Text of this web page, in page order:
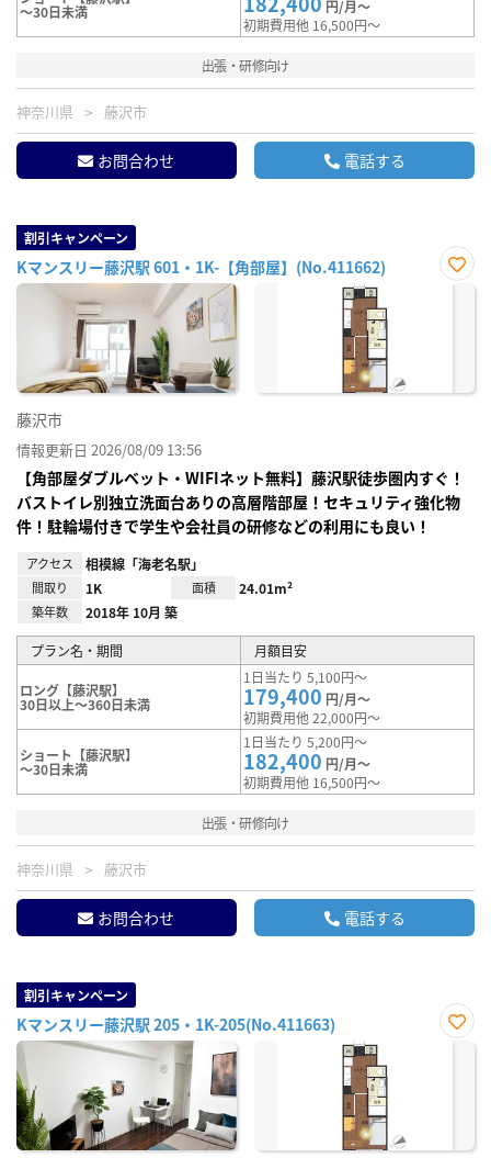
～30日未満
円/月～
初期費用他 16,500円～
出張・研修向け
神奈川県 藤沢市
お問合わせ 電話する
割引キャンペーン
Kマンスリー藤沢駅 601・1K-【角部屋】(No.411662)
お気
藤沢市
情報更新日 2026/08/09 13:56
【角部屋ダブルベット・WIFIネット無料】藤沢駅徒歩圏内すぐ！
バストイレ別独立洗面台ありの高層階部屋！セキュリティ強化物
件！駐輪場付きで学生や会社員の研修などの利用にも良い！
アクセス 相模線「海老名駅」
間取り 1K 面積 24.01m²
築年数 2018年 10月 築
プラン名・期間 月額目安
ロング【藤沢駅】
30日以上～360日未満
1日当たり 5,100円～
179,400 円/月～
初期費用他 22,000円～
ショート【藤沢駅】
～30日未満
1日当たり 5,200円～
182,400 円/月～
初期費用他 16,500円～
出張・研修向け
神奈川県 藤沢市
お問合わせ 電話する
割引キャンペーン
Kマンスリー藤沢駅 205・1K-205(No.411663)
お気